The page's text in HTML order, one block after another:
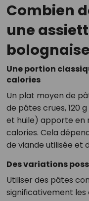
Combien
une
Une portion
calories
Un plat moyen de
de pâtes crues, 120
et huile) apporte en
calories. Cela
de viande utilisée et
Des variations
Utiliser des pâtes
significativement les